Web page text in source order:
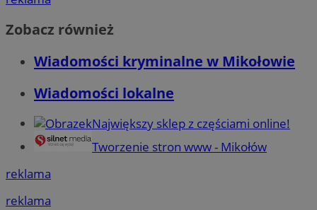
Zobacz również
Wiadomości kryminalne w Mikołowie
Wiadomości lokalne
Największy sklep z częściami online!
Tworzenie stron www - Mikołów
reklama
reklama